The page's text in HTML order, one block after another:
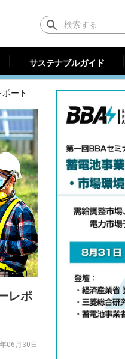
サステナブルガイド
サステナブルガイド
ート
レポ
06月30日